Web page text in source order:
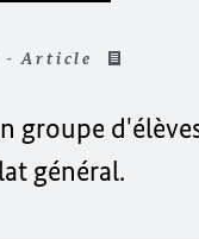
- Article
groupe
général.